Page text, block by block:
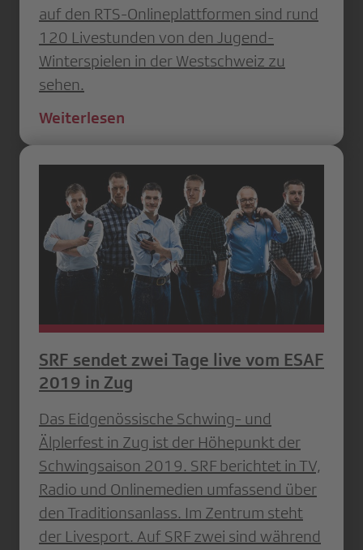
auf den RTS-Onlineplattformen sind rund
120 Livestunden von den Jugend-
Winterspielen in der Westschweiz zu
sehen.
Weiterlesen
SRF sendet zwei Tage live vom ESAF
2019 in Zug
Das Eidgenössische Schwing- und
Älplerfest in Zug ist der Höhepunkt der
Schwingsaison 2019. SRF berichtet in TV,
Radio und Onlinemedien umfassend über
den Traditionsanlass. Im Zentrum steht
der Livesport. Auf SRF zwei sind während